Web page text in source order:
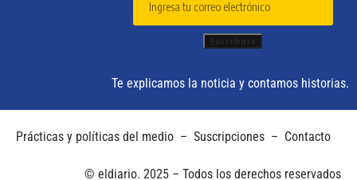
Te explicamos la noticia y contamos historias.
Prácticas y políticas del medio – Suscripciones – Contacto
© eldiario. 2025 – Todos los derechos reservados